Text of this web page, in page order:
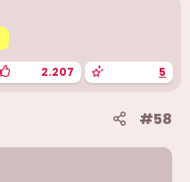
2.207 5
#58